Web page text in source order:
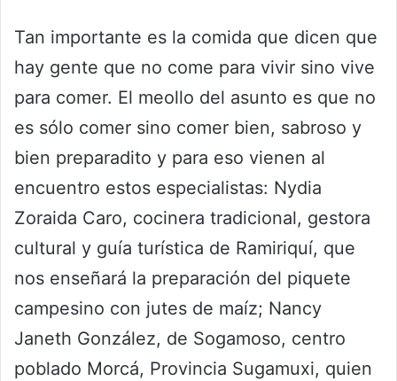
Tan importante es la comida que dicen que
hay gente que no come para vivir sino vive
para comer. El meollo del asunto es que no
es sólo comer sino comer bien, sabroso y
bien preparadito y para eso vienen al
encuentro estos especialistas: Nydia
Zoraida Caro, cocinera tradicional, gestora
cultural y guía turística de Ramiriquí, que
nos enseñará la preparación del piquete
campesino con jutes de maíz; Nancy
Janeth González, de Sogamoso, centro
poblado Morcá, Provincia Sugamuxi, quien